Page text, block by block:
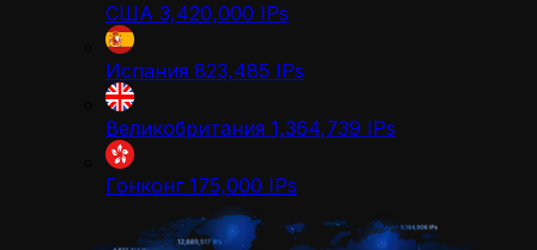
США 3,420,000 IPs
Испания 823,485 IPs
Великобритания 1,364,739 IPs
Гонконг 175,000 IPs